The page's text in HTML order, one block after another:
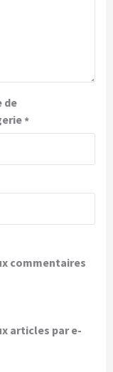
de
*
commentaires
articles par e-